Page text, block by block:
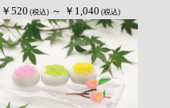
￥520 (税込)～ ￥1,040 (税込)